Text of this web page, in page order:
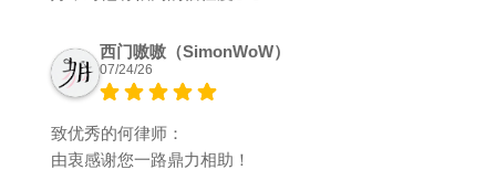
西门嗷嗷（SimonWoW）
07/24/26
致优秀的何律师：
由衷感谢您一路鼎力相助！